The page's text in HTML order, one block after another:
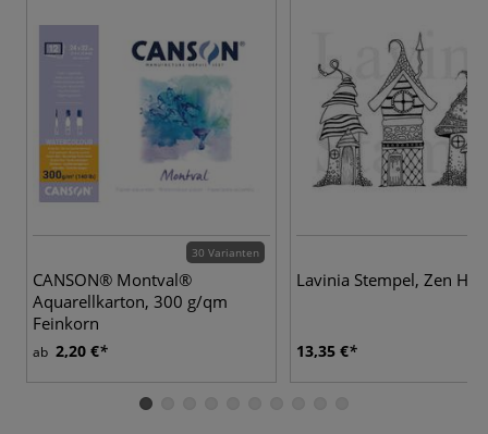
30 Varianten
CANSON® Montval®
Aquarellkarton, 300 g/qm
Feinkorn
ab 2,20 €
Lavinia Stempel, Zen
13,35 €